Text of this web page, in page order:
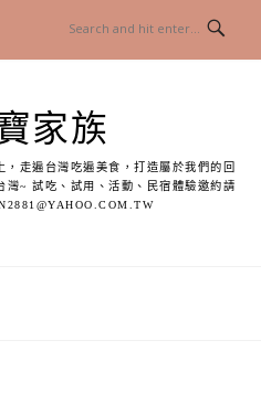
家族
走遍台灣吃遍美食，打造屬於我們的回
灣~ 試吃、試用、活動、民宿體驗邀約請